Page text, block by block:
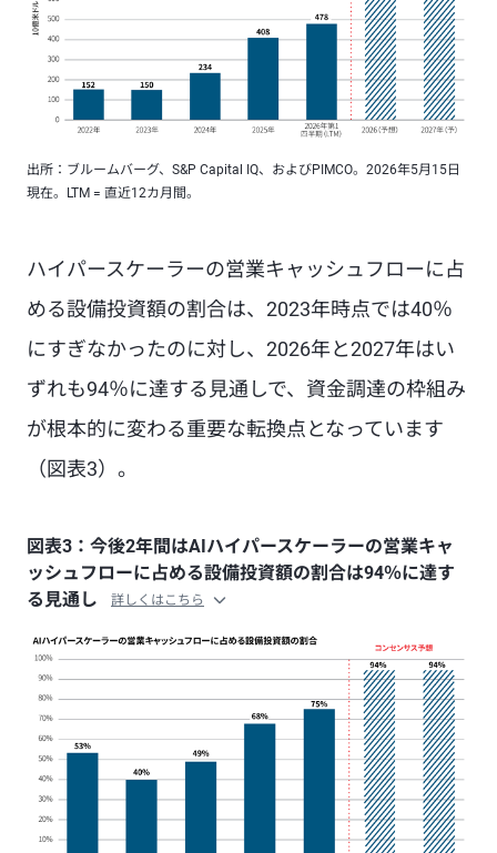
出所：ブルームバーグ、S&P Capital IQ、およびPIMCO。2026年5月15日
現在。LTM = 直近12カ月間。
ハイパースケーラーの営業キャッシュフローに占
める設備投資額の割合は、2023年時点では40％
にすぎなかったのに対し、2026年と2027年はい
ずれも94％に達する見通しで、資金調達の枠組み
が根本的に変わる重要な転換点となっています
（図表3）。
図表3：今後2年間はAIハイパースケーラーの営業キャ
ッシュフローに占める設備投資額の割合は94％に達す
る見通し
詳しくはこちら